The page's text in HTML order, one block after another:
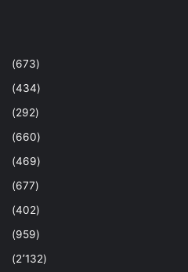
(673)
(434)
(292)
(660)
(469)
(677)
(402)
(959)
(2٬132)